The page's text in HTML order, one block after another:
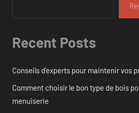
Recent Posts
Conseils d’experts pour maintenir vos
Comment choisir le bon type de bois
menuiserie